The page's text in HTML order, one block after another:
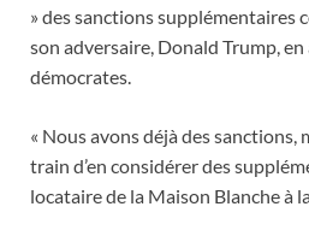
» des sanctions supplémentaires
son adversaire, Donald Trump,
démocrates.
« Nous avons déjà des sanctions,
train d’en considérer des
locataire de la Maison Blanche à